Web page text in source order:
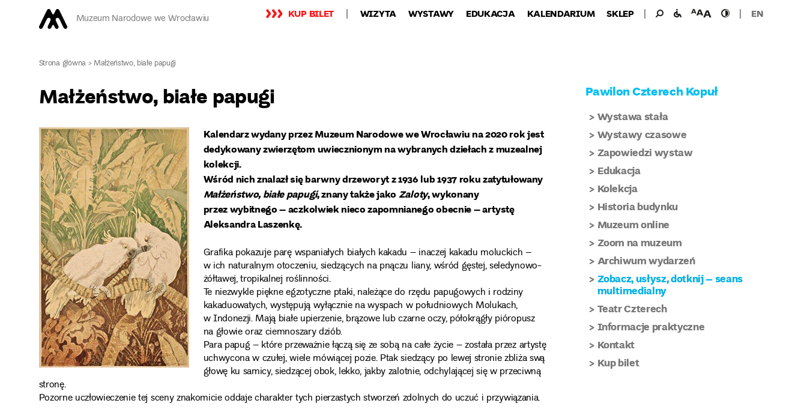
Muzeum Narodowe we Wrocławiu KUP BILET WIZYTA WYSTAWY EDUKACJA KALENDARIUM SKLEP Wyszukaj
Wyszukiwanie
dla:
udogodnieniawielkość
czcionki
wysoki
kontrast
EN
Strona główna>Małżeństwo, białe papugi
Małżeństwo, białe papugi
Kalendarz wydany przez Muzeum Narodowe we Wrocławiu na 2020 rok jest
dedykowany zwierzętom uwiecznionym na wybranych dziełach z muzealnej
kolekcji.
Wśród nich znalazł się barwny drzeworyt z 1936 lub 1937 roku zatytułowany
Małżeństwo, białe papugi, znany także jako Zaloty, wykonany
przez wybitnego – aczkolwiek nieco zapomnianego obecnie – artystę
Aleksandra Laszenkę.
Grafika pokazuje parę wspaniałych białych kakadu – inaczej kakadu moluckich –
w ich naturalnym otoczeniu, siedzących na pnączu liany, wśród gęstej, seledynowo-
żółtawej, tropikalnej roślinności.
Te niezwykle piękne egzotyczne ptaki, należące do rzędu papugowych i rodziny
kakaduowatych, występują wyłącznie na wyspach w południowych Molukach,
w Indonezji. Mają białe upierzenie, brązowe lub czarne oczy, półokrągły pióropusz
na głowie oraz ciemnoszary dziób.
Para papug – które przeważnie łączą się ze sobą na całe życie – została przez artystę
uchwycona w czułej, wiele mówiącej pozie. Ptak siedzący po lewej stronie zbliża swą
głowę ku samicy, siedzącej obok, lekko, jakby zalotnie, odchylającej się w przeciwną
stronę.
Pozorne uczłowieczenie tej sceny znakomicie oddaje charakter tych pierzastych stworzeń zdolnych do uczuć i przywiązania.
Pawilon Czterech Kopuł
Wystawa stała
Wystawy czasowe
Zapowiedzi wystaw
Edukacja
Kolekcja
Historia budynku
Muzeum online
Zoom na muzeum
Archiwum wydarzeń
Zobacz, usłysz, dotknij – seans
multimedialny
Teatr Czterech
Informacje praktyczne
Kontakt
Kup bilet